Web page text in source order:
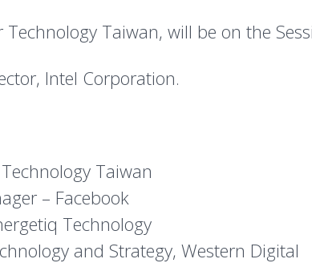
Taiwan, will be on the
Intel Corporation.
Taiwan
– Facebook
Technology
and Strategy, Western Digital